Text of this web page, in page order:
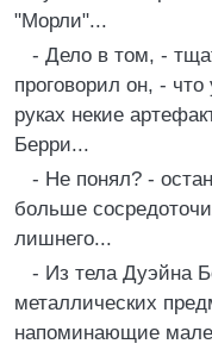
"Морли"...
- Дело в том, -
проговорил он, -
руках некие
Берри...
- Не понял? -
больше
лишнего...
- Из тела Дуэйна
металлических
напоминающие